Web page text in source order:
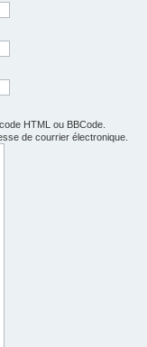
HTML ou BBCode.
de courrier électronique.